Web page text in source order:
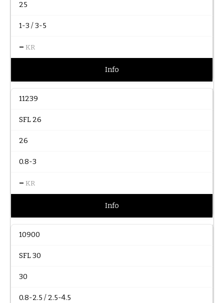
25
1-3 / 3-5
– KR
Info
11239
SFL 26
26
0.8-3
– KR
Info
10900
SFL 30
30
0.8-2.5 / 2.5-4.5